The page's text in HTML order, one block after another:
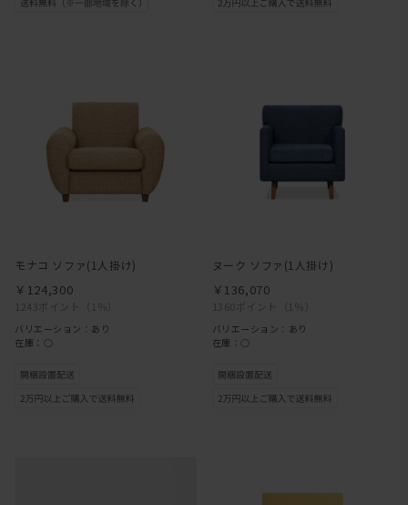
モナコ ソファ(1人掛け)
1243ポイント （1％）
￥124,300
バリエーション：あり
在庫：○
ヌーク ソファ(1人掛け)
1360ポイント （1％）
￥136,070
バリエーション：あり
在庫：○